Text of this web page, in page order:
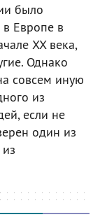
было
Европе в
XX века,
Однако
совсем иную
из
если не
один из